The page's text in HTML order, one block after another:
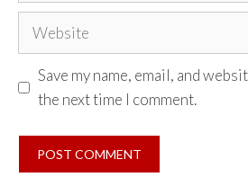
Website
Save my name, email, and
the next time I comment.